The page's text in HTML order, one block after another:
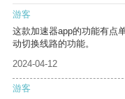
游客
这款加速器app的功能有点
动切换线路的功能。
2024-04-12
游客